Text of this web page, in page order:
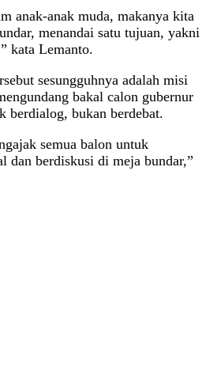
anak-anak muda, makanya kita
menandai satu tujuan, yakni
kata Lemanto.
sesungguhnya adalah misi
bakal calon gubernur
berdialog, bukan berdebat.
semua balon untuk
dan berdiskusi di meja bundar,”